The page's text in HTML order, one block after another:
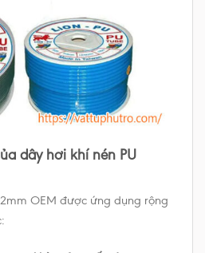
dây hơi khí nén PU
OEM được ứng dụng rộng